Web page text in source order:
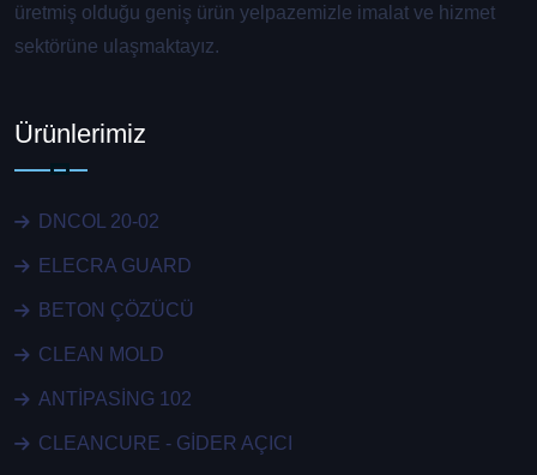
üretmiş olduğu geniş ürün yelpazemizle imalat ve hizmet
sektörüne ulaşmaktayız.
Ürünlerimiz
DNCOL 20-02
ELECRA GUARD
BETON ÇÖZÜCÜ
CLEAN MOLD
ANTİPASİNG 102
CLEANCURE - GİDER AÇICI